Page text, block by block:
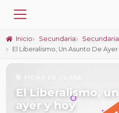
Inicio Secundaria Secundaria
El Liberalismo, Un Asunto De
El Liberalismo,
ayer y hoy